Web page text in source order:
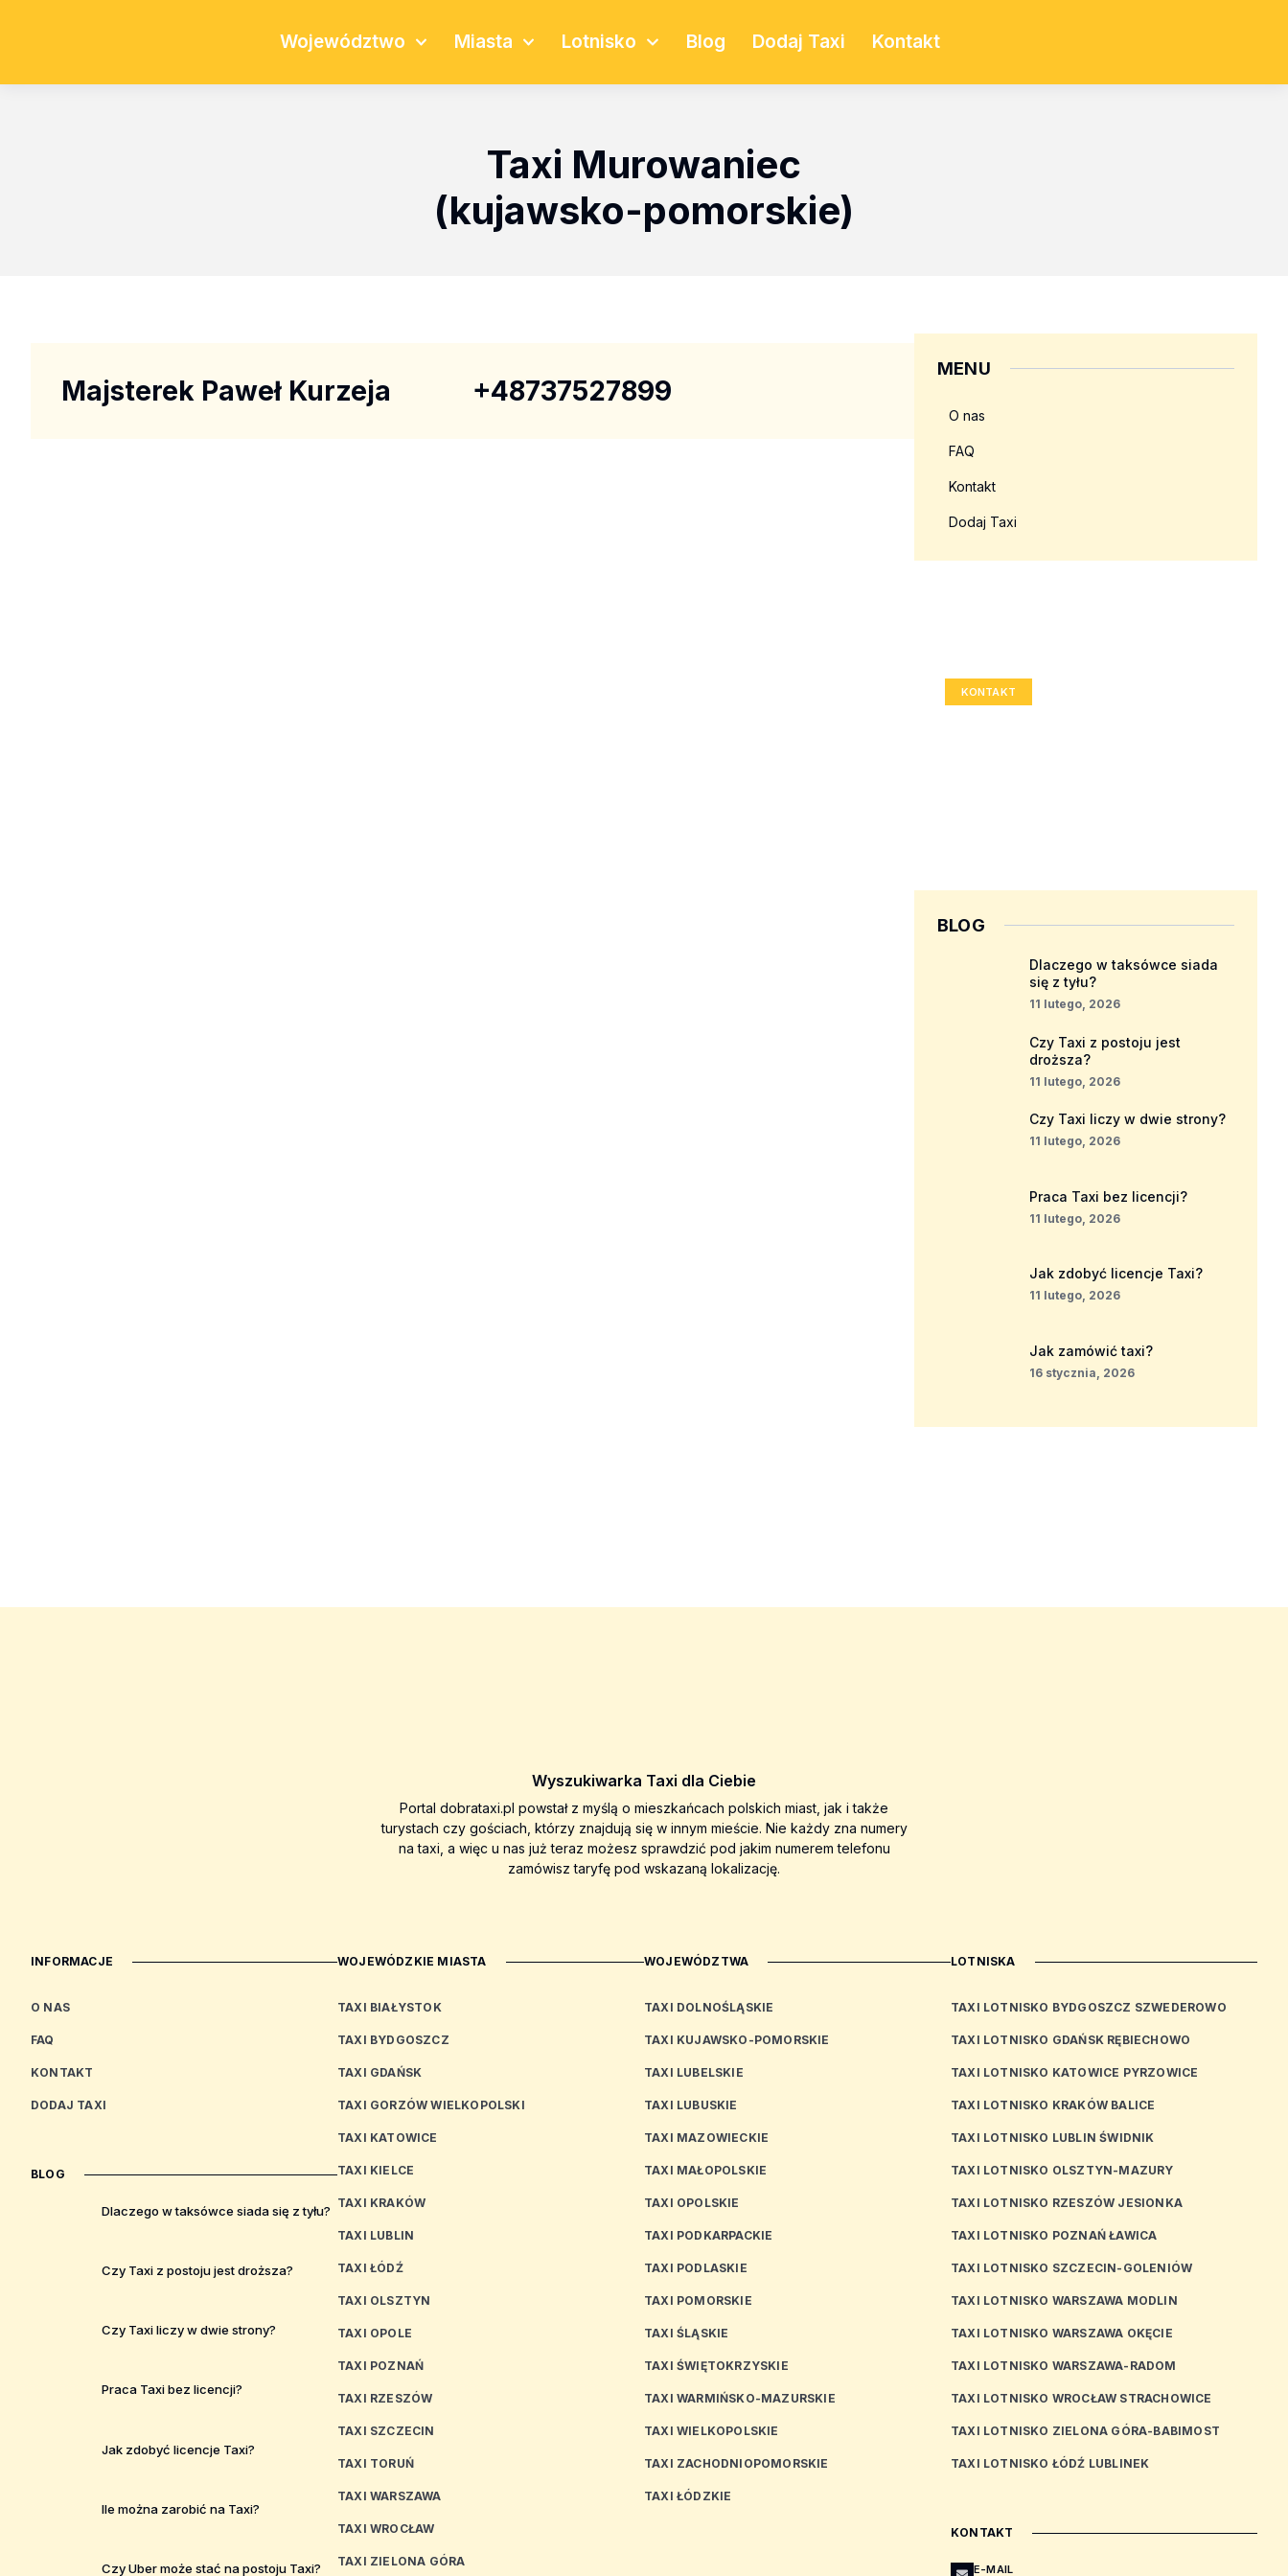
Województwo Miasta Lotnisko Blog Dodaj Taxi Kontakt
Taxi Murowaniec
(kujawsko-pomorskie)
Majsterek Paweł Kurzeja +48737527899
MENU
O nas
FAQ
Kontakt
Dodaj Taxi
KONTAKT
BLOG
Dlaczego w taksówce siada
się z tyłu?
11 lutego, 2026
Czy Taxi z postoju jest
droższa?
11 lutego, 2026
Czy Taxi liczy w dwie strony?
11 lutego, 2026
Praca Taxi bez licencji?
11 lutego, 2026
Jak zdobyć licencje Taxi?
11 lutego, 2026
Jak zamówić taxi?
16 stycznia, 2026
Wyszukiwarka Taxi dla Ciebie
Portal dobrataxi.pl powstał z myślą o mieszkańcach polskich miast, jak i także
turystach czy gościach, którzy znajdują się w innym mieście. Nie każdy zna numery
na taxi, a więc u nas już teraz możesz sprawdzić pod jakim numerem telefonu
zamówisz taryfę pod wskazaną lokalizację.
INFORMACJE
O NAS
FAQ
KONTAKT
DODAJ TAXI
BLOG
Dlaczego w taksówce siada się z tyłu?
Czy Taxi z postoju jest droższa?
Czy Taxi liczy w dwie strony?
Praca Taxi bez licencji?
Jak zdobyć licencje Taxi?
Ile można zarobić na Taxi?
Czy Uber może stać na postoju Taxi?
WOJEWÓDZKIE MIASTA
TAXI BIAŁYSTOK
TAXI BYDGOSZCZ
TAXI GDAŃSK
TAXI GORZÓW WIELKOPOLSKI
TAXI KATOWICE
TAXI KIELCE
TAXI KRAKÓW
TAXI LUBLIN
TAXI ŁÓDŹ
TAXI OLSZTYN
TAXI OPOLE
TAXI POZNAŃ
TAXI RZESZÓW
TAXI SZCZECIN
TAXI TORUŃ
TAXI WARSZAWA
TAXI WROCŁAW
TAXI ZIELONA GÓRA
WOJEWÓDZTWA
TAXI DOLNOŚLĄSKIE
TAXI KUJAWSKO-POMORSKIE
TAXI LUBELSKIE
TAXI LUBUSKIE
TAXI MAZOWIECKIE
TAXI MAŁOPOLSKIE
TAXI OPOLSKIE
TAXI PODKARPACKIE
TAXI PODLASKIE
TAXI POMORSKIE
TAXI ŚLĄSKIE
TAXI ŚWIĘTOKRZYSKIE
TAXI WARMIŃSKO-MAZURSKIE
TAXI WIELKOPOLSKIE
TAXI ZACHODNIOPOMORSKIE
TAXI ŁÓDZKIE
LOTNISKA
TAXI LOTNISKO BYDGOSZCZ SZWEDEROWO
TAXI LOTNISKO GDAŃSK RĘBIECHOWO
TAXI LOTNISKO KATOWICE PYRZOWICE
TAXI LOTNISKO KRAKÓW BALICE
TAXI LOTNISKO LUBLIN ŚWIDNIK
TAXI LOTNISKO OLSZTYN-MAZURY
TAXI LOTNISKO RZESZÓW JESIONKA
TAXI LOTNISKO POZNAŃ ŁAWICA
TAXI LOTNISKO SZCZECIN-GOLENIÓW
TAXI LOTNISKO WARSZAWA MODLIN
TAXI LOTNISKO WARSZAWA OKĘCIE
TAXI LOTNISKO WARSZAWA-RADOM
TAXI LOTNISKO WROCŁAW STRACHOWICE
TAXI LOTNISKO ZIELONA GÓRA-BABIMOST
TAXI LOTNISKO ŁÓDŹ LUBLINEK
KONTAKT
E-MAIL